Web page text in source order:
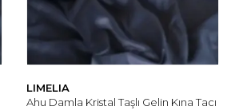
LIMELIA
Ahu Damla Kristal Taşlı Gelin Kına Tacı